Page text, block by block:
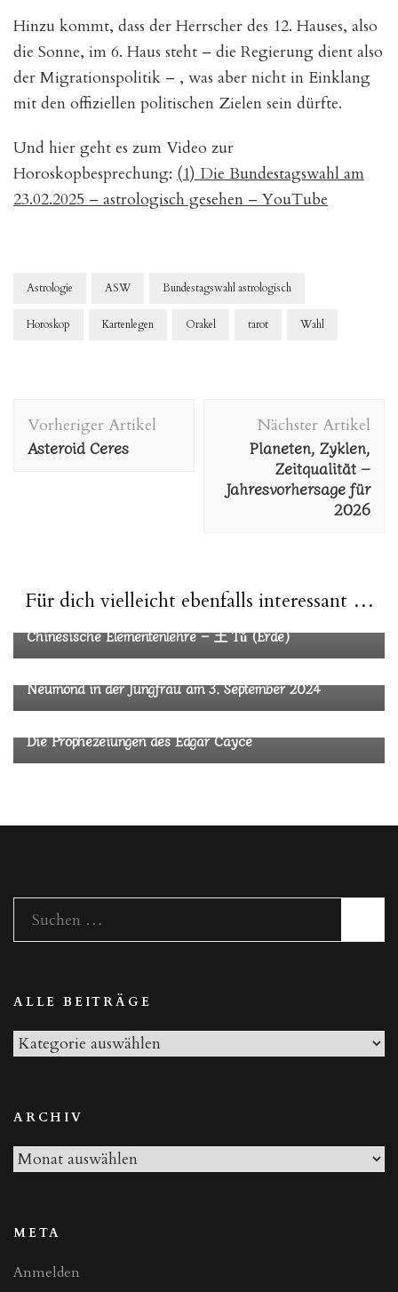
Hinzu kommt, dass der Herrscher des 12. Hauses, also
die Sonne, im 6. Haus steht – die Regierung dient also
der Migrationspolitik – , was aber nicht in Einklang
mit den offiziellen politischen Zielen sein dürfte.
Und hier geht es zum Video zur
Horoskopbesprechung: (1) Die Bundestagswahl am
23.02.2025 – astrologisch gesehen – YouTube
Astrologie ASW Bundestagswahl astrologisch
Horoskop Kartenlegen Orakel tarot Wahl
Beitragsnavigation
Vorheriger Artikel
Asteroid Ceres
Nächster Artikel
Planeten, Zyklen,
Zeitqualität –
Jahresvorhersage für
2026
Für dich vielleicht ebenfalls interessant …
Astrologie I Ging
Chinesische Elementenlehre – 土 Tŭ (Erde)
Neumond in der Jungfrau am 3. September 2024
Die Prophezeiungen des Edgar Cayce
Suchen
nach:
ALLE BEITRÄGE
Alle
ARCHIV
Archiv
META
Anmelden